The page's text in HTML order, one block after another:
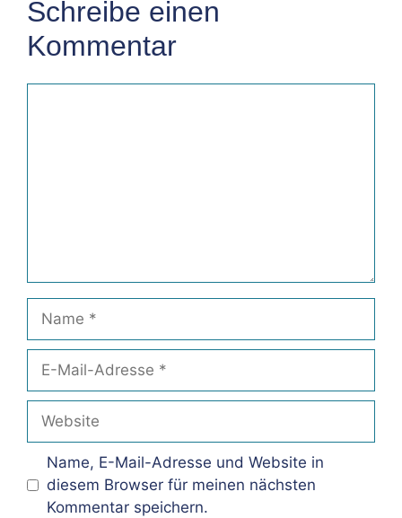
Schreibe einen
Kommentar
Mail-
Adresse
Name, E-Mail-Adresse und Website in
diesem Browser für meinen nächsten
Kommentar speichern.